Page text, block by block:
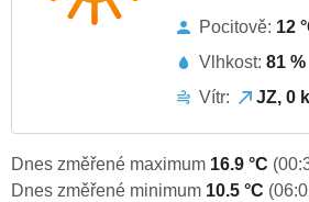
Pocitově: 12
Vlhkost: 81 %
Vítr:
JZ, 0
Dnes změřené maximum 16.9 °C
Dnes změřené minimum 10.5 °C